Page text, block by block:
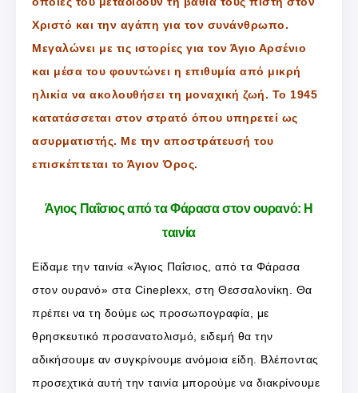
Χριστό και την αγάπη για τον συνάνθρωπο.
Μεγαλώνει με τις ιστορίες για τον Άγιο Αρσένιο
και μέσα του φουντώνει η επιθυμία από μικρή
ηλικία να ακολουθήσει τη μοναχική ζωή. Το 1945
κατατάσσεται στον στρατό όπου υπηρετεί ως
ασυρματιστής. Με την αποστράτευσή του
επισκέπτεται το Άγιον Όρος.
Άγιος Παΐσιος από τα Φάρασα στον ουρανό: Η
ταινία
Είδαμε την ταινία «Άγιος Παΐσιος, από τα Φάρασα
στον ουρανό» στα Cineplexx, στη Θεσσαλονίκη. Θα
πρέπει να τη δούμε ως προσωπογραφία, με
θρησκευτικό προσανατολισμό, ειδεμή θα την
αδικήσουμε αν συγκρίνουμε ανόμοια είδη. Βλέποντας
προσεχτικά αυτή την ταινία μπορούμε να διακρίνουμε